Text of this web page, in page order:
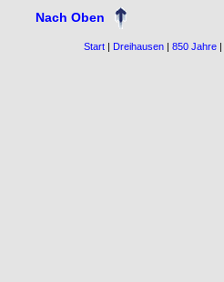
Nach Oben
Start| Dreihausen| 850 Jahre|